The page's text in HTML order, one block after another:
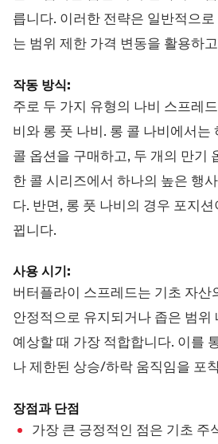
릅니다. 이러한 전략은 일반적으
는 범위 제한 가격 변동을 활용하
작동 방식:
주로 두 가지 유형의 나비 스프레
비와 롱 풋 나비. 롱 콜 나비에서는
콜 옵션을 구매하고, 두 개의 만기
한 콜 시리즈에서 하나의 높은 행
다. 반면, 롱 풋 나비의 경우 포지
뀝니다.
사용 시기:
버터플라이 스프레드는 기초 자산
안정적으로 유지되거나 좁은 범위
예상할 때 가장 적합합니다. 이를
나 제한된 상승/하락 움직임을 포
장점과 단점
가장 큰 긍정적인 점은 기초 주